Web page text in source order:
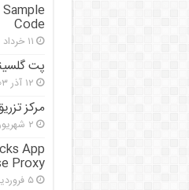
Code
۱۱ خرداد ۱۴۰۴
پت
۱۲ آذر ۱۴۰۳
مرکز
۲ شهریور ۱۴۰۳
App
Proxy
۵ فروردین ۱۴۰۳